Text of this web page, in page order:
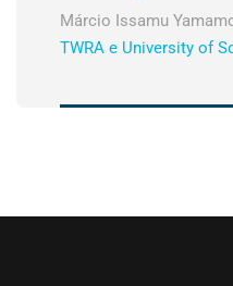
Márcio Issamu
TWRA e University of